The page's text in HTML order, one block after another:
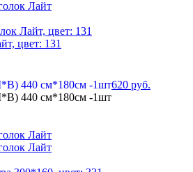
цвет: 131
440 см*180см -1шт620 руб.
440 см*180см -1шт